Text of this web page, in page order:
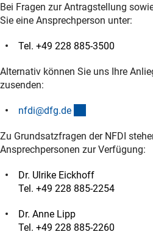
Bei Fragen zur Antragstellung
Sie eine Ansprechperson unter:
Tel. +49 228 885-3500
Alternativ können Sie uns Ihre
zusenden:
nfdi@dfg.de
Zu Grundsatzfragen der NFDI
Ansprechpersonen zur Verfügung:
Dr. Ulrike Eickhoff
Tel. +49 228 885-2254
Dr. Anne Lipp
Tel. +49 228 885-2260